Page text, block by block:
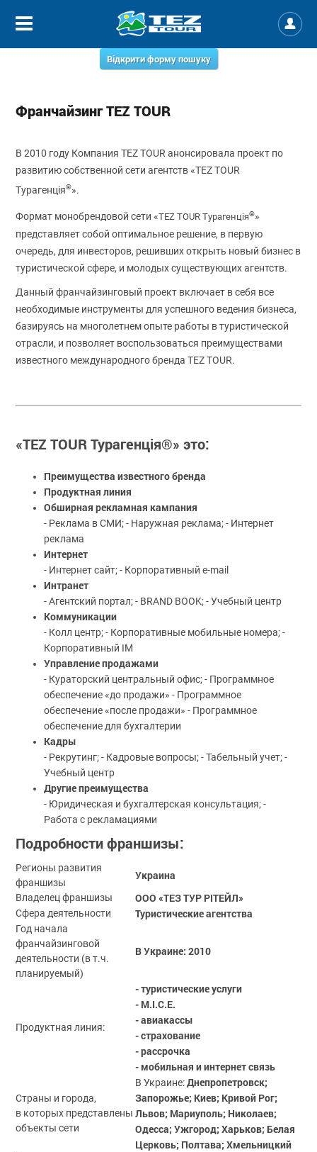
Відкрити форму пошуку
Франчайзинг TEZ TOUR
В 2010 году Компания TEZ TOUR анонсировала проект по
развитию собственной сети агентств «TEZ TOUR
Турагенція®».
Формат монобрендовой сети «TEZ TOUR Турагенція®»
представляет собой оптимальное решение, в первую
очередь, для инвесторов, решивших открыть новый бизнес в
туристической сфере, и молодых существующих агентств.
Данный франчайзинговый проект включает в себя все
необходимые инструменты для успешного ведения бизнеса,
базируясь на многолетнем опыте работы в туристической
отрасли, и позволяет воспользоваться преимуществами
известного международного бренда TEZ TOUR.
«TEZ TOUR Турагенція®» это:
Преимущества известного бренда
Продуктная линия
Обширная рекламная кампания
- Реклама в СМИ; - Наружная реклама; - Интернет
реклама
Интернет
- Интернет сайт; - Корпоративный e-mail
Интранет
- Агентский портал; - BRAND BOOK; - Учебный центр
Коммуникации
- Колл центр; - Корпоративные мобильные номера; -
Корпоративный IM
Управление продажами
- Кураторский центральный офис; - Программное
обеспечение «до продажи» - Программное
обеспечение «после продажи» - Программное
обеспечение для бухгалтерии
Кадры
- Рекрутинг; - Кадровые вопросы; - Табельный учет; -
Учебный центр
Другие преимущества
- Юридическая и бухгалтерская консультация; -
Работа с рекламациями
Подробности франшизы:
Регионы развития
франшизы
Украина
Владелец франшизы ООО «ТЕЗ ТУР РІТЕЙЛ»
Сфера деятельности Туристические агентства
Год начала
франчайзинговой
деятельности (в т.ч.
планируемый)
В Украине: 2010
Продуктная линия:
- туристические услуги
- M.I.C.E.
- авиакассы
- страхование
- рассрочка
- мобильная и интернет связь
Страны и города,
в которых представлены
объекты сети
В Украине:Днепропетровск;
Запорожье; Киев; Кривой Рог;
Львов; Мариуполь; Николаев;
Одесса; Ужгород; Харьков; Белая
Церковь; Полтава; Хмельницкий